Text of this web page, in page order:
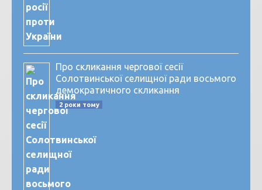
Про скликання чергової сесії
Солотвинської селищної ради восьмого
демократичного скликання
2 роки тому